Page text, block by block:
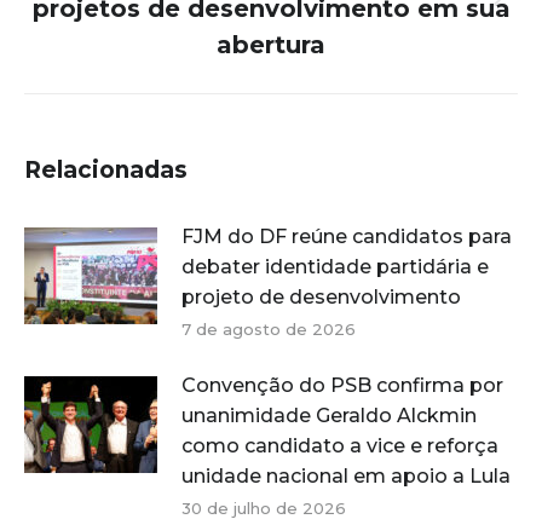
Próximo
post:
projetos de desenvolvimento em sua
abertura
Relacionadas
FJM do DF reúne candidatos para
debater identidade partidária e
projeto de desenvolvimento
7 de agosto de 2026
Convenção do PSB confirma por
unanimidade Geraldo Alckmin
como candidato a vice e reforça
unidade nacional em apoio a Lula
30 de julho de 2026